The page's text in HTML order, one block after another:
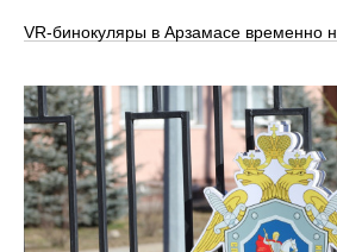
VR‑бинокуляры в Арзамасе временно